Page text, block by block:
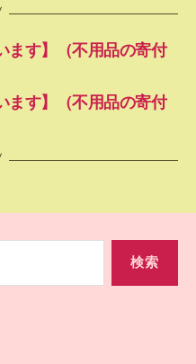
ます】（不用品の寄付
ます】（不用品の寄付